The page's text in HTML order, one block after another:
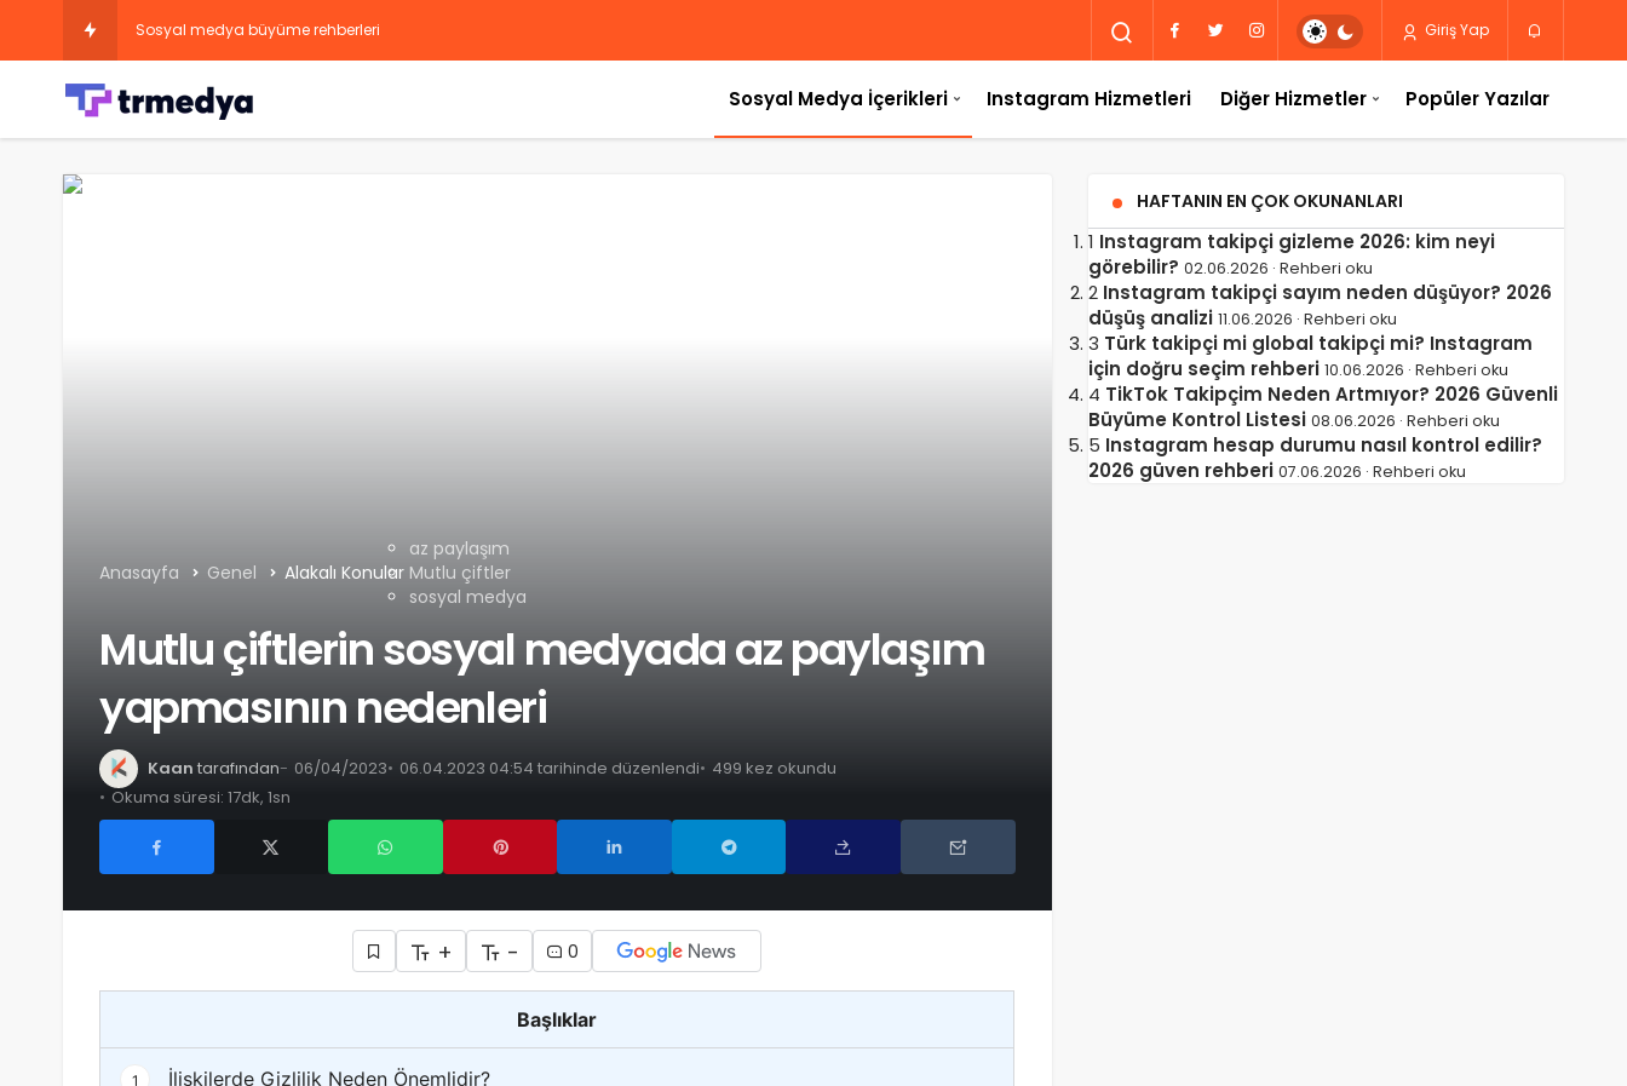
Sosyal medya büyüme rehberleri Giriş Yap
Sosyal Medya İçerikleri Instagram Hizmetleri Diğer Hizmetler Popüler Yazılar
Anasayfa Genel Alakalı Konular
az paylaşım
Mutlu çiftler
sosyal medya
Mutlu çiftlerin sosyal medyada az paylaşım
yapmasının nedenleri
Kaan tarafından 06/04/2023 06.04.2023 04:54 tarihinde düzenlendi
499 kez okundu
Okuma süresi: 17dk, 1sn
+ - 0
Başlıklar
1 İlişkilerde Gizlilik Neden Önemlidir?
HAFTANIN EN ÇOK OKUNANLARI
1 Instagram takipçi gizleme 2026: kim neyi
görebilir? 02.06.2026 · Rehberi oku
2 Instagram takipçi sayım neden düşüyor? 2026
düşüş analizi 11.06.2026 · Rehberi oku
3 Türk takipçi mi global takipçi mi? Instagram
için doğru seçim rehberi 10.06.2026 · Rehberi oku
4 TikTok Takipçim Neden Artmıyor? 2026 Güvenli
Büyüme Kontrol Listesi 08.06.2026 · Rehberi oku
5 Instagram hesap durumu nasıl kontrol edilir?
2026 güven rehberi 07.06.2026 · Rehberi oku